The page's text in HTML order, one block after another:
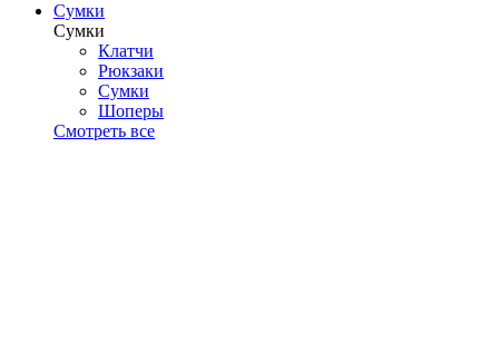
Сумки
Сумки
Клатчи
Рюкзаки
Сумки
Шоперы
Смотреть все